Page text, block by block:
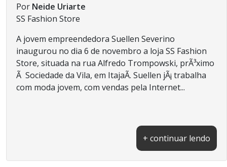
Por Neide Uriarte
SS Fashion Store
A jovem empreendedora Suellen Severino
inaugurou no dia 6 de novembro a loja SS Fashion
Store, situada na rua Alfredo Trompowski, prÃ³ximo
Ã Sociedade da Vila, em ItajaÃ­. Suellen jÃ¡ trabalha
com moda jovem, com vendas pela Internet...
+ continuar lendo